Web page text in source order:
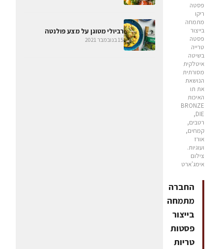
פסטה
ריקו
מתמחה
בייצור
פסטה
טרייה
בשיטה
איטלקית
מסורתית
הנושאת
את תו
האיכות
BRONZE
DIE,
רטבים,
קמחים,
אורז
ועוגיות.
צילום
אימג'ארט
החברה
מתמחה
בייצור
פסטות
טריות
רביולי מטוגן על מצע פולנטה
15 בנובמבר 2021